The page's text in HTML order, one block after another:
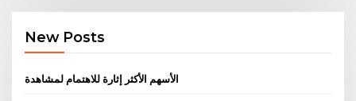
New Posts
الأسهم الأكثر إثارة للاهتمام لمشاهدة